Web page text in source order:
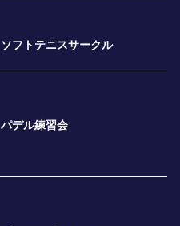
ソフトテニスサークル
パデル練習会